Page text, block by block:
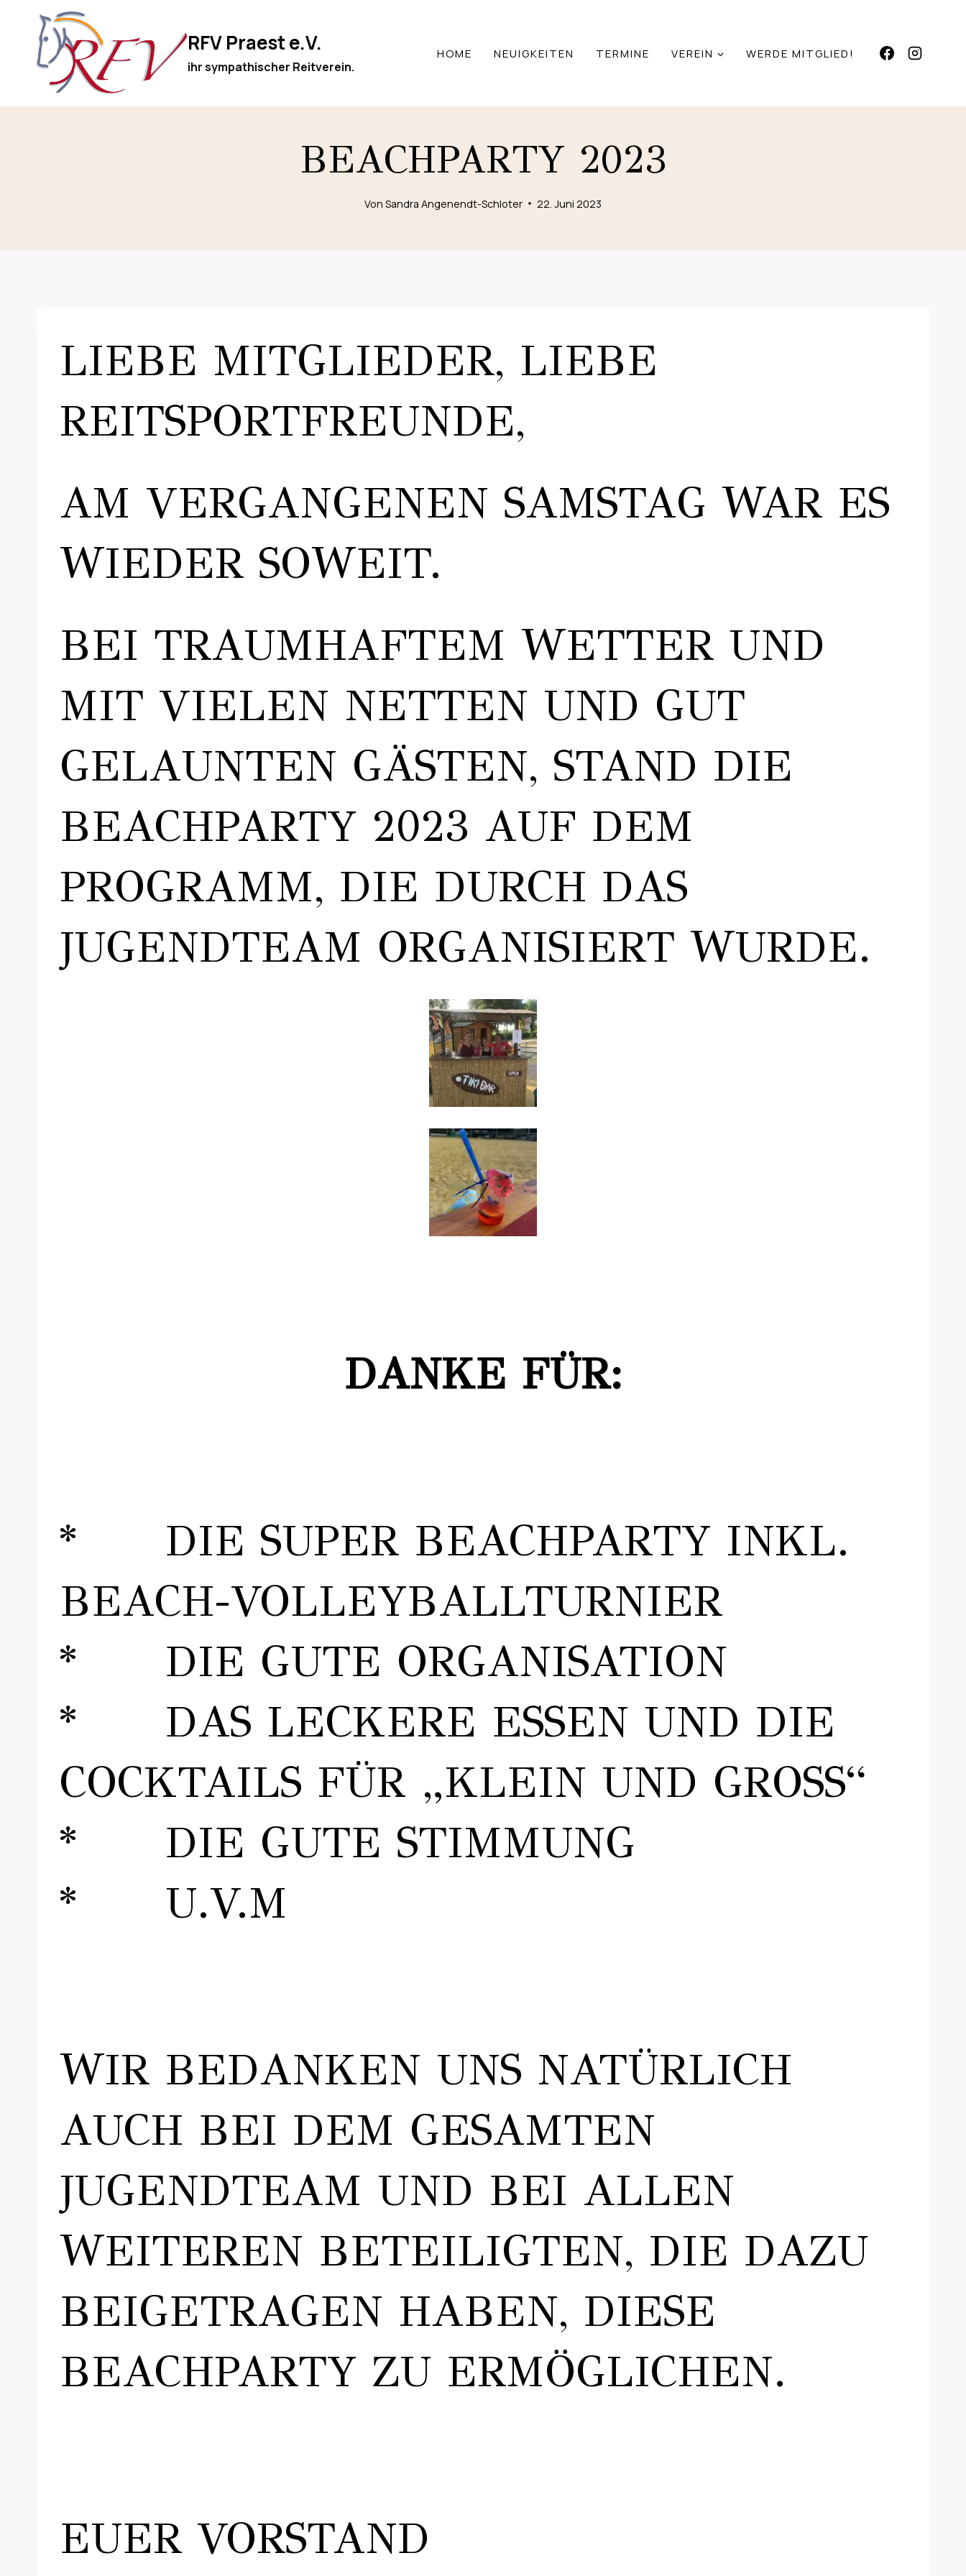
springen
RFV Praest e.V.
ihr sympathischer Reitverein.
HOME NEUIGKEITEN TERMINE VEREIN WERDE MITGLIED!
BEACHPARTY 2023
Von Sandra Angenendt-Schloter 22. Juni 2023
LIEBE MITGLIEDER, LIEBE
REITSPORTFREUNDE,
AM VERGANGENEN SAMSTAG WAR ES
WIEDER SOWEIT.
BEI TRAUMHAFTEM WETTER UND
MIT VIELEN NETTEN UND GUT
GELAUNTEN GÄSTEN, STAND DIE
BEACHPARTY 2023 AUF DEM
PROGRAMM, DIE DURCH DAS
JUGENDTEAM ORGANISIERT WURDE.
DANKE FÜR:
* DIE SUPER BEACHPARTY INKL.
BEACH-VOLLEYBALLTURNIER
* DIE GUTE ORGANISATION
* DAS LECKERE ESSEN UND DIE
COCKTAILS FÜR „KLEIN UND GROSS“
* DIE GUTE STIMMUNG
* U.V.M
WIR BEDANKEN UNS NATÜRLICH
AUCH BEI DEM GESAMTEN
JUGENDTEAM UND BEI ALLEN
WEITEREN BETEILIGTEN, DIE DAZU
BEIGETRAGEN HABEN, DIESE
BEACHPARTY ZU ERMÖGLICHEN.
EUER VORSTAND